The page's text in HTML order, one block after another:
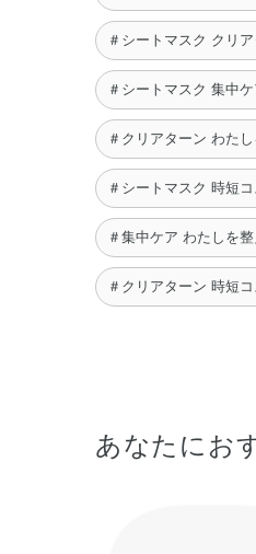
＃シートマスク クリ
＃シートマスク 集中ケ
＃クリアターン わた
＃シートマスク 時短コ
＃集中ケア わたしを
＃クリアターン 時短コ
あなたにお